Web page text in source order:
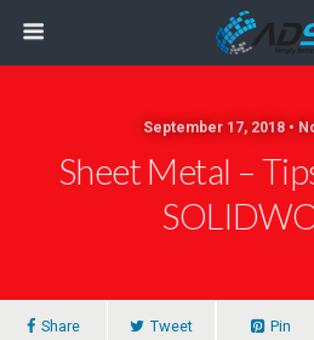
September 17, 2018 •
Sheet Metal –
Share Tweet Pin